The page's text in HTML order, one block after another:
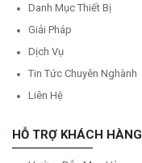
Danh Mục Thiết Bị
Giải Pháp
Dịch Vụ
Tin Tức Chuyên Nghành
Liên Hệ
HỖ TRỢ KHÁCH HÀNG